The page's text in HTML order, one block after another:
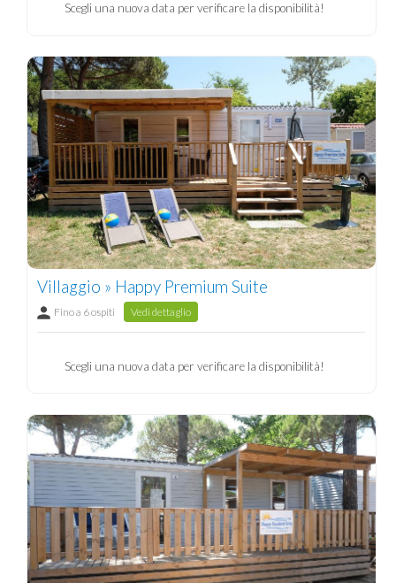
Scegli una nuova data per verificare la disponibilità!
Villaggio » Happy Premium Suite
Fino a 6 ospiti Vedi dettaglio
Scegli una nuova data per verificare la disponibilità!